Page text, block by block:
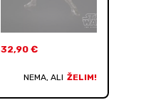
32,90 €
NEMA, ALI ŽELIM!